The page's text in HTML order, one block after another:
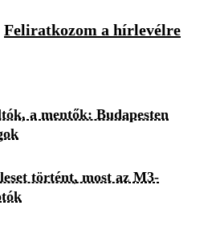
Feliratkozom a hírlevélre
a mentők: Budapesten
történt, most az M3-